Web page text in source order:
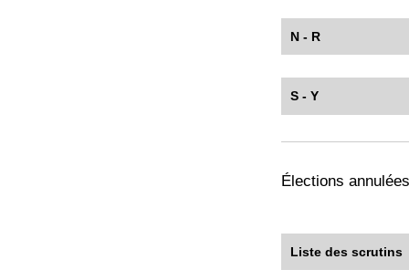
N - R
S - Y
Élections
Liste des scrutins